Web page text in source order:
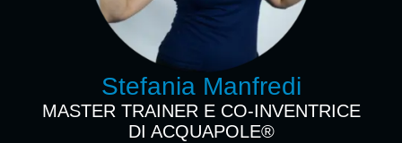
Stefania Manfredi
MASTER TRAINER E CO-INVENTRICE
DI ACQUAPOLE®